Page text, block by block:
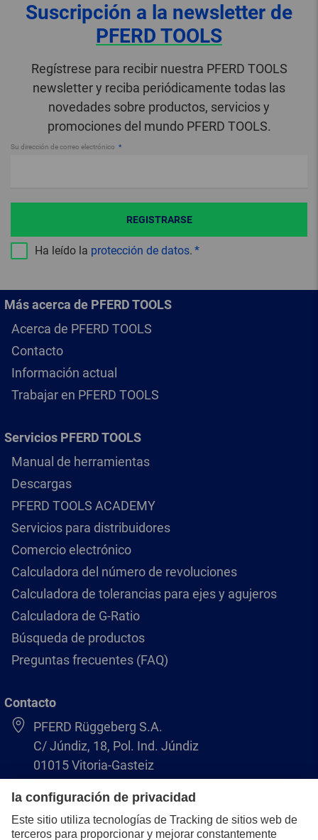
Suscripción a la newsletter de
PFERD TOOLS
Regístrese para recibir nuestra PFERD TOOLS
newsletter y reciba periódicamente todas las
novedades sobre productos, servicios y
promociones del mundo PFERD TOOLS.
Su dirección de correo electrónico
Ha leído la protección de datos.
REGISTRARSE
Más acerca de PFERD TOOLS
Acerca de PFERD TOOLS
Contacto
Información actual
Trabajar en PFERD TOOLS
Servicios PFERD TOOLS
Manual de herramientas
Descargas
PFERD TOOLS ACADEMY
Servicios para distribuidores
Comercio electrónico
Calculadora del número de revoluciones
Calculadora de tolerancias para ejes y agujeros
Calculadora de G-Ratio
Búsqueda de productos
Preguntas frecuentes (FAQ)
Contacto
PFERD Rüggeberg S.A.
C/ Júndiz, 18, Pol. Ind. Júndiz
01015 Vitoria-Gasteiz
+34 945 184 400
pferd-es@pferd.com